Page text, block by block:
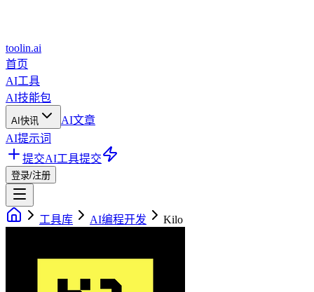
toolin.ai
首页
AI工具
AI技能包
AI快讯
AI文章
AI提示词
提交AI工具提交
登录/注册
工具库 AI编程开发 Kilo